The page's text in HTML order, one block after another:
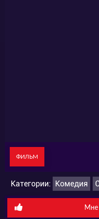
ФИЛЬМ
Категории: Комедия
Мне